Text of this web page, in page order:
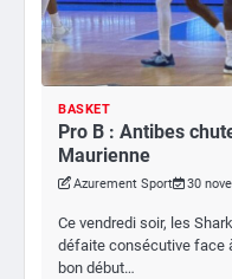
BASKET
Pro B : Antibes
Maurienne
Azurement Sport 30
Ce vendredi soir, les
défaite consécutive face
bon début…